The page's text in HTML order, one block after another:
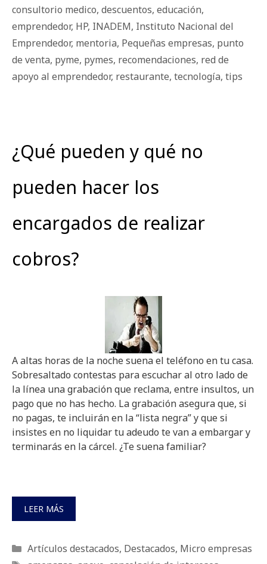
consultorio medico, descuentos, educación,
emprendedor, HP, INADEM, Instituto Nacional del
Emprendedor, mentoria, Pequeñas empresas, punto
de venta, pyme, pymes, recomendaciones, red de
apoyo al emprendedor, restaurante, tecnología, tips
¿Qué pueden y qué no
pueden hacer los
encargados de realizar
cobros?
A altas horas de la noche suena el teléfono en tu casa.
Sobresaltado contestas para escuchar al otro lado de
la línea una grabación que reclama, entre insultos, un
pago que no has hecho. La grabación asegura que, si
no pagas, te incluirán en la “lista negra” y que si
insistes en no liquidar tu adeudo te van a embargar y
terminarás en la cárcel. ¿Te suena familiar?
LEER MÁS
Categorías
Artículos destacados, Destacados, Micro empresas